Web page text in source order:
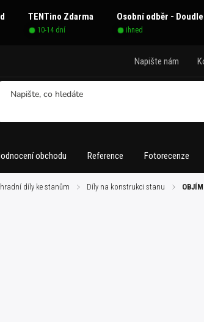
TENTino Zdarma Osobní odběr -
10-14 dní ihned
Napište nám
obchodu Reference Fotorecenze
díly ke stanům / Díly na konstrukci stanu /